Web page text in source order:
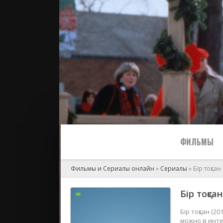
ФИЛЬМЫ
2024
Фильмы и Сериалы онлайн » Сериалы » Бір тоқсан
Бір
Бір тоқсан
можно в